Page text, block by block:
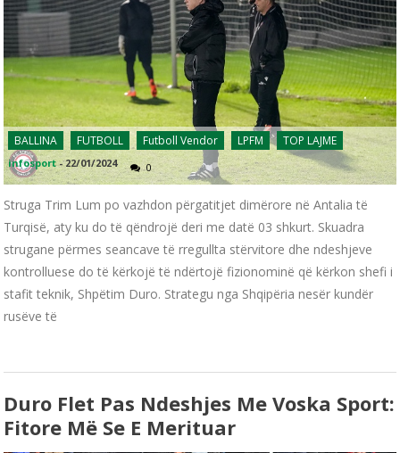
BALLINA FUTBOLL Futboll Vendor LPFM TOP LAJME
infosport -22/01/2024 0
Struga Trim Lum po vazhdon përgatitjet dimërore në Antalia të
Turqisë, aty ku do të qëndrojë deri me datë 03 shkurt. Skuadra
strugane përmes seancave të rregullta stërvitore dhe ndeshjeve
kontrolluese do të kërkojë të ndërtojë fizionominë që kërkon shefi i
stafit teknik, Shpëtim Duro. Strategu nga Shqipëria nesër kundër
rusëve të
Duro Flet Pas Ndeshjes Me Voska Sport:
Fitore Më Se E Merituar